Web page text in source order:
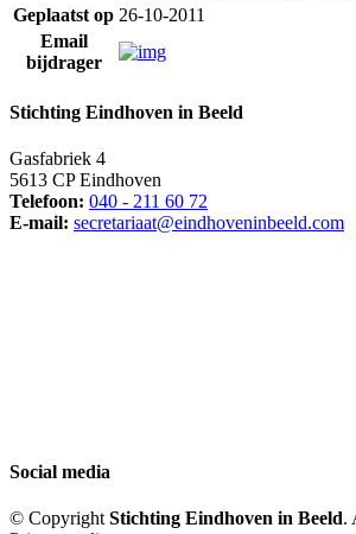
Geplaatst op 26-10-2011
Email
bijdrager
Stichting Eindhoven in Beeld
Gasfabriek 4
5613 CP Eindhoven
Telefoon: 040 - 211 60 72
E-mail: secretariaat@eindhoveninbeeld.com
Social media
© Copyright Stichting Eindhoven in Beeld.